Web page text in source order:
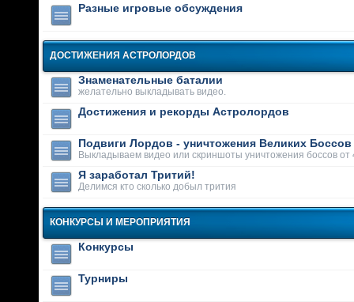
Разные игровые обсуждения
ДОСТИЖЕНИЯ АСТРОЛОРДОВ
Знаменательные баталии
желательно выкладывать видео.
Достижения и рекорды Астролордов
Подвиги Лордов - уничтожения Великих Боссов
Выкладываем видео или скриншоты уничтожения боссов от
Я заработал Тритий!
Делимся кто сколько добыл трития
КОНКУРСЫ И МЕРОПРИЯТИЯ
Конкурсы
Турниры